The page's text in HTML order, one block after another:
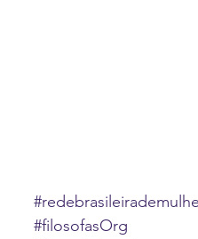
#filosofasOrg